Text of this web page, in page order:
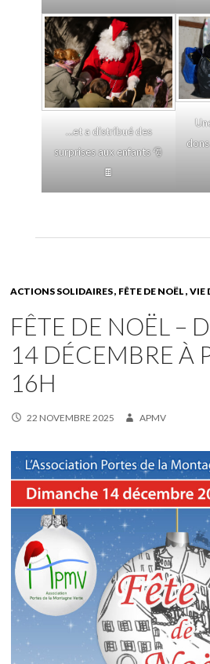
…et a distribué des
surprises aux enfants 🎅
🍫
ACTIONS SOLIDAIRES FÊTE DE NOËL VIE
FÊTE DE NOËL –
14 DÉCEMBRE À
16H
22 NOVEMBRE 2025 APMV